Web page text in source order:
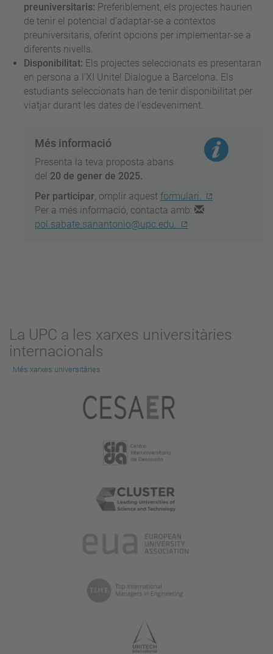
preuniversitaris: Preferiblement, els projectes haurien
de tenir el potencial d’adaptar-se a contextos
preuniversitaris, oferint opcions per implementar-se a
diferents nivells.
Disponibilitat: Els projectes seleccionats es presentaran
en persona a l'XI Unite! Dialogue a Barcelona. Els
estudiants seleccionats han de tenir disponibilitat per
viatjar durant les dates de l’esdeveniment.
Més informació
Presenta la teva proposta abans
del 20 de gener de 2025.
Per participar, omplir aquest formulari.
Per a més informació, contacta amb:
pol.sabate.sanantonio@upc.edu.
La UPC a les xarxes universitàries
internacionals
Més xarxes universitàries